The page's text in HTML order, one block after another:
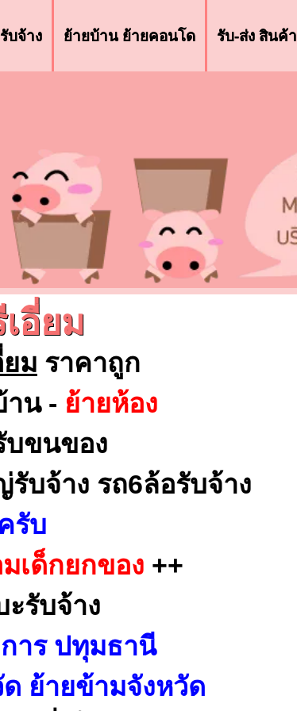
บจ้าง ย้ายบ้าน ย้ายคอนโด รับ-ส่ง สินค้า
อี่ยม
ยม ราคาถูก
าน - ย้ายห้อง
บขนของ
บจ้าง รถ6ล้อรับจ้าง
รับ
เด็กยกของ ++
รับจ้าง
าร ปทุมธานี
ย้ายข้ามจังหวัด